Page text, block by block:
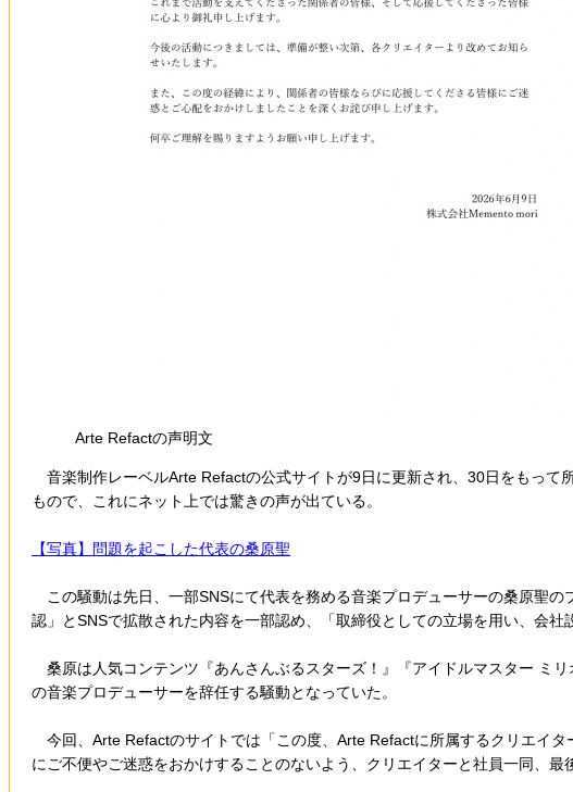
Arte Refactの声明文
音楽制作レーベルArte Refactの公式サイトが9日に更新され、30日をもって
もので、これにネット上では驚きの声が出ている。
【写真】問題を起こした代表の桑原聖
この騒動は先日、一部SNSにて代表を務める音楽プロデューサーの桑原聖
認」とSNSで拡散された内容を一部認め、「取締役としての立場を用い、会
桑原は人気コンテンツ『あんさんぶるスターズ！』『アイドルマスター ミ
の音楽プロデューサーを辞任する騒動となっていた。
今回、Arte Refactのサイトでは「この度、Arte Refactに所属するクリエイ
にご不便やご迷惑をおかけすることのないよう、クリエイターと社員一同、最